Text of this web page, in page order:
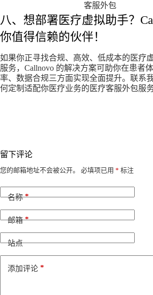
客服外包
八、想部署医疗虚拟助手？
你值得信赖的伙伴！
如果你正寻找合规、高效、低成本的医疗
服务，Callnovo 的解决方案可助你在患者
率、数据合规三方面实现全面提升。联系
何定制适配你医疗业务的医疗客服外包服务
留下评论
您的邮箱地址不会被公开。 必填项已用 * 标注
名称*
邮箱*
站点
添加评论 *
A
t
e
t
i